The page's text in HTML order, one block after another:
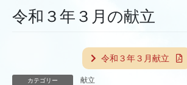
令和３年３月の献立
令和３年３月献立
カテゴリー 献立